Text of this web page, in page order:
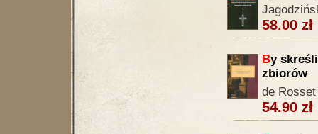
58.00 zł
By
zbiorów
de Rosset
54.90 zł